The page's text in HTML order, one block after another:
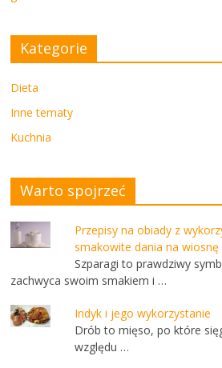
Kategorie
Dieta
Inne tematy
Kuchnia
Warto spojrzeć
Przepisy na obiady z
smakowite dania na wiosnę
Szparagi to prawdziwy
zachwyca swoim smakiem i …
Indyk i jego wykorzystanie
Drób to mięso, po które
względu …